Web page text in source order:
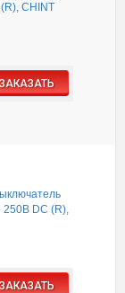
CHINT
ЗАКАЗАТЬ
250В DC (R),
ЗАКАЗАТЬ